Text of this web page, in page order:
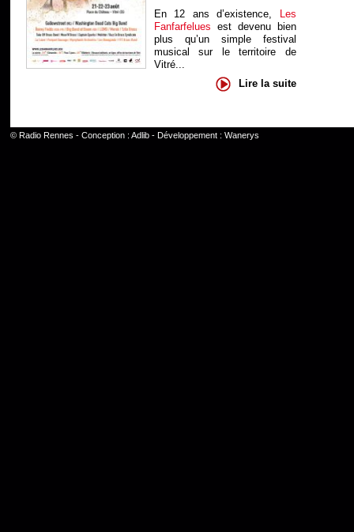
En 12 ans d’existence, Les
Fanfarfelues est devenu bien
plus qu’un simple festival
musical sur le territoire de
Vitré...
Lire la suite
© Radio Rennes - Conception : Adlib- Développement : Wanerys